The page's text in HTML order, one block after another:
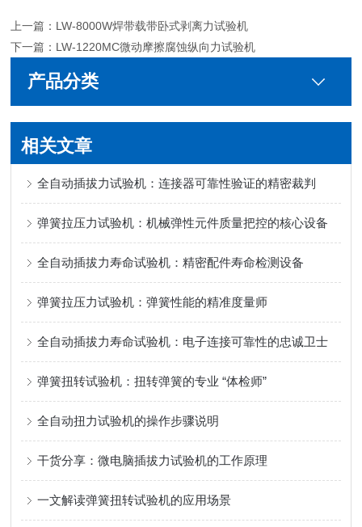
上一篇： LW-8000W焊带载带卧式剥离力试验机
下一篇： LW-1220MC微动摩擦腐蚀纵向力试验机
产品分类
相关文章
全自动插拔力试验机：连接器可靠性验证的精密裁判
弹簧拉压力试验机：机械弹性元件质量把控的核心设备
全自动插拔力寿命试验机：精密配件寿命检测设备
弹簧拉压力试验机：弹簧性能的精准度量师
全自动插拔力寿命试验机：电子连接可靠性的忠诚卫士
弹簧扭转试验机：扭转弹簧的专业 “体检师”
全自动扭力试验机的操作步骤说明
干货分享：微电脑插拔力试验机的工作原理
一文解读弹簧扭转试验机的应用场景